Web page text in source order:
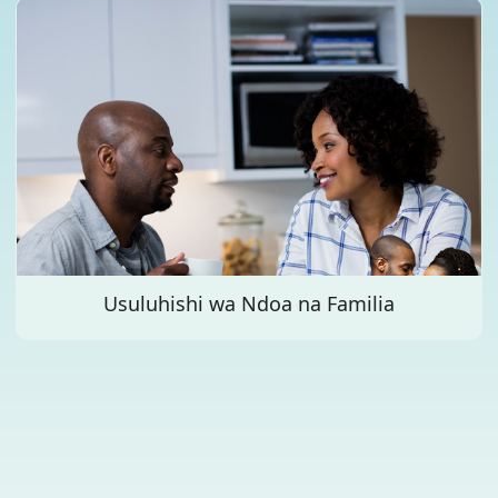
Usuluhishi wa Ndoa na Familia
Usuluhishi wa Ndoa na Familia ...